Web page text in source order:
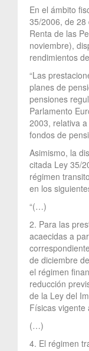
En el ámbito
35/2006, de 28
Renta de las
noviembre),
rendimientos
“Las
planes de
pensiones
Parlamento
2003, relativa
fondos de
Asimismo, la
citada Ley 35/
régimen
en los
“(…)
2. Para las
acaecidas a
de diciembre
el régimen
reducción
de la Ley del
Físicas vigente
(…)
4. El régimen